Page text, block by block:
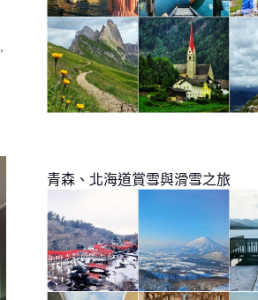
,
青森、北海道賞雪與滑雪之旅